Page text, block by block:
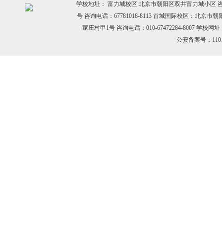
学校地址： 富力城校区:北京市朝阳区双井富力城小区
号 咨询电话：67781018-8113 首城国际校区：北京市
家庄村甲1号 咨询电话：010-67472284-8007 学校网
公安备案号：